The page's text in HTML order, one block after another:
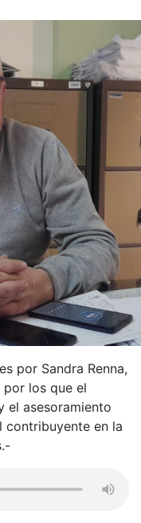
por Sandra Renna,
los que el
el asesoramiento
contribuyente en la